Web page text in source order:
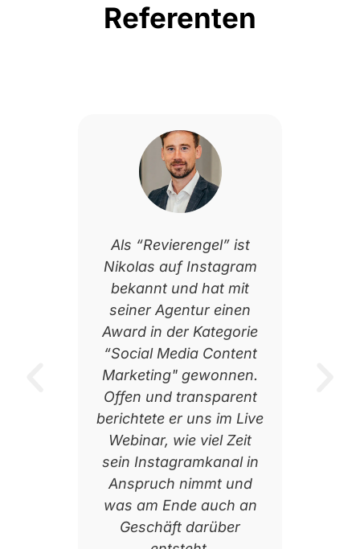
Referenten
Als “Revierengel” ist
Nikolas auf Instagram
bekannt und hat mit
seiner Agentur einen
Award in der Kategorie
“Social Media Content
Marketing" gewonnen.
Offen und transparent
berichtete er uns im Live
Webinar, wie viel Zeit
sein Instagramkanal in
Anspruch nimmt und
was am Ende auch an
Geschäft darüber